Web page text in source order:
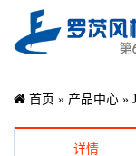
首页 » 产品中心 »
详情